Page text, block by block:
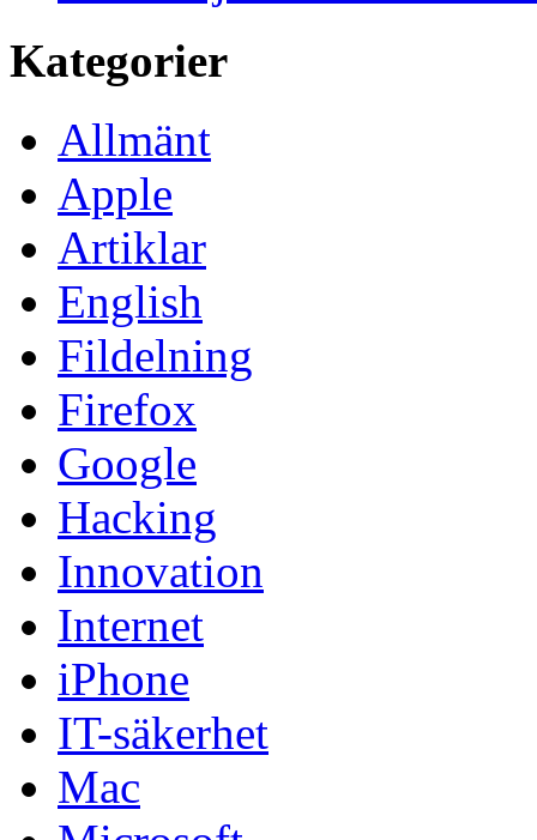
Kategorier
Allmänt
Apple
Artiklar
English
Fildelning
Firefox
Google
Hacking
Innovation
Internet
iPhone
IT-säkerhet
Mac